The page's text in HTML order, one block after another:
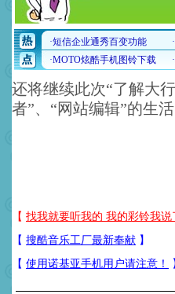
还将继续此次“了解大
者”、“网站编辑”的生活